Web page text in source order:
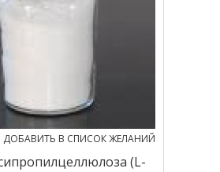
ДОБАВИТЬ В СПИСОК ЖЕЛАНИЙ
(L-